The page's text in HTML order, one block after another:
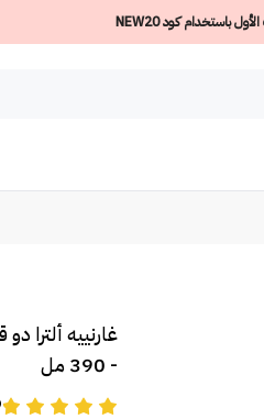
- 390 مل